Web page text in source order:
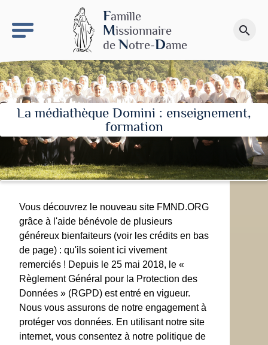
Famille
Missionnaire
de Notre-Dame
search
Faire un don
La médiathèque Domini : enseignement,
formation
Vous découvrez le nouveau site FMND.ORG
grâce à l'aide bénévole de plusieurs
généreux bienfaiteurs (voir les crédits en bas
de page) : qu'ils soient ici vivement
remerciés ! Depuis le 25 mai 2018, le «
Règlement Général pour la Protection des
Données » (RGPD) est entré en vigueur.
Nous vous assurons de notre engagement à
protéger vos données. En utilisant notre site
internet, vous consentez à notre politique de